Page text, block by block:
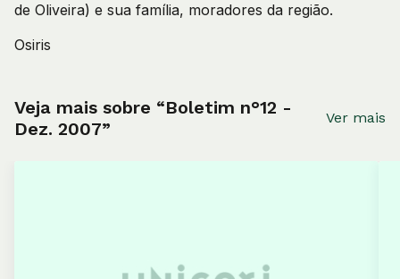
de Oliveira) e sua família, moradores da região.
Osiris
Veja mais sobre “Boletim n°12 -
Dez. 2007”
Ver mais